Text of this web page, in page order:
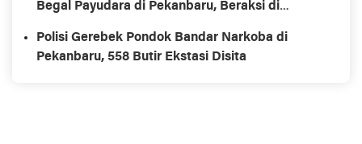
Begal Payudara di Pekanbaru, Beraksi di
Polisi Gerebek Pondok Bandar Narkoba di
Pekanbaru, 558 Butir Ekstasi Disita